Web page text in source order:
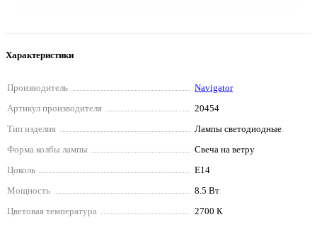
Характеристики
Производитель
Navigator
Артикул производителя
20454
Тип изделия
Лампы светодиодные
Форма колбы лампы
Свеча на ветру
Цоколь
E14
Мощность
8.5 Вт
Цветовая температура
2700 К